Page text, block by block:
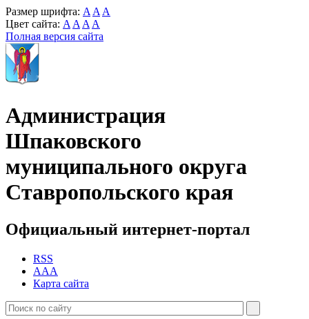
Размер шрифта: A A A
Цвет сайта: A A A A
Полная версия сайта
Администрация
Шпаковского
муниципального округа
Ставропольского края
Официальный интернет-портал
RSS
AAA
Карта сайта